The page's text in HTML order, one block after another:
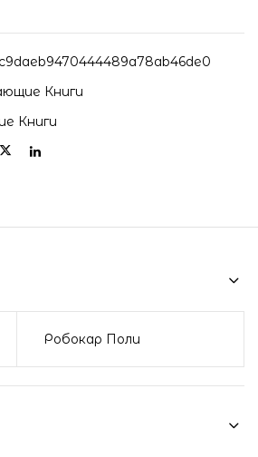
Книги
Книги
Робокар Поли